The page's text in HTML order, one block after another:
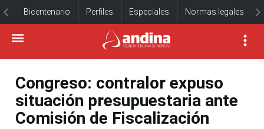
Bicentenario Perfiles Especiales Normas legales
Congreso: contralor expuso
situación presupuestaria ante
Comisión de Fiscalización